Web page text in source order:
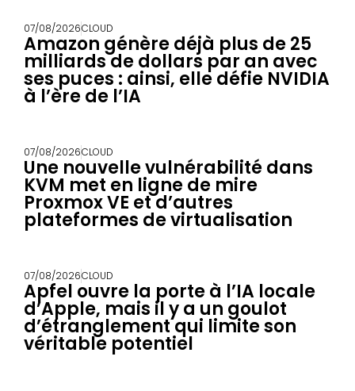
07/08/2026CLOUD
Amazon génère déjà plus de 25
milliards de dollars par an avec
ses puces : ainsi, elle défie NVIDIA
à l’ère de l’IA
07/08/2026CLOUD
Une nouvelle vulnérabilité dans
KVM met en ligne de mire
Proxmox VE et d’autres
plateformes de virtualisation
07/08/2026CLOUD
Apfel ouvre la porte à l’IA locale
d’Apple, mais il y a un goulot
d’étranglement qui limite son
véritable potentiel